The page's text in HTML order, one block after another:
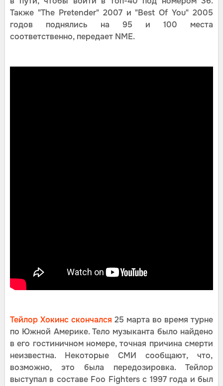
Также "The Pretender" 2007 и "Best Of You" 2005
годов поднялись на 95 и 100 места
соответственно, передает NME.
Тейлор Хокинс скончался 25 марта во время турне
по Южной Америке. Тело музыканта было найдено
в его гостиничном номере, точная причина смерти
неизвестна. Некоторые СМИ сообщают, что,
возможно, это была передозировка. Тейлор
выступал в составе Foo Fighters с 1997 года и был